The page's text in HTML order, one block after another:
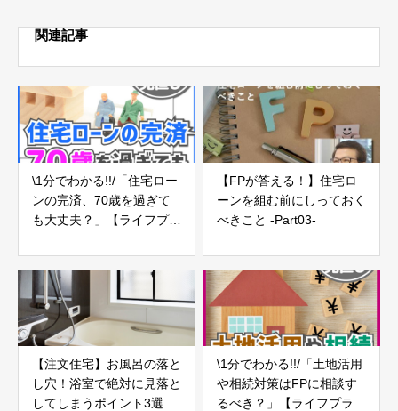
関連記事
\1分でわかる!!/「住宅ロー
ンの完済、70歳を過ぎて
も大丈夫？」【ライフプラ
【FPが答える！】住宅ロ
ーンを組む前にしっておく
べきこと -Part03-
【注文住宅】お風呂の落と
し穴！浴室で絶対に見落と
してしまうポイント3選
\1分でわかる!!/「土地活用
や相続対策はFPに相談す
るべき？」【ライフプラン